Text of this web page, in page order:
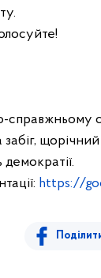
справжньому
https://